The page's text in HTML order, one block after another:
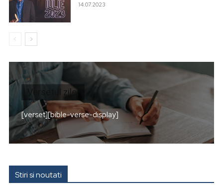
14.07.2023
Versetul zilei
[verset][bible-verse-display]
Stiri si noutati